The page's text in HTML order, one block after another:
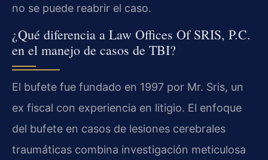
no se puede reabrir el caso.
¿Qué diferencia a Law Offices Of SRIS, P.C.
en el manejo de casos de TBI?
El bufete fue fundado en 1997 por Mr. Sris, un
ex fiscal con experiencia en litigio. El enfoque
del bufete en casos de lesiones cerebrales
traumáticas combina investigación meticulosa